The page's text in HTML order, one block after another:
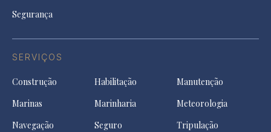
Segurança
SERVIÇOS
Construção Habilitação
Manutenção
Marinas
Marinharia
Meteorologia
Navegação
Seguro Tripulação